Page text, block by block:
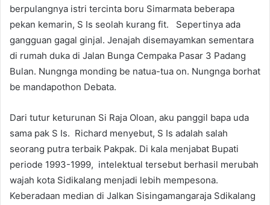
berpulangnya istri tercinta boru Simarmata beberapa
pekan kemarin, S Is seolah kurang fit. Sepertinya ada
gangguan gagal ginjal. Jenajah disemayamkan sementara
di rumah duka di Jalan Bunga Cempaka Pasar 3 Padang
Bulan. Nungnga monding be natua-tua on. Nungnga borhat
be mandapothon Debata.
Dari tutur keturunan Si Raja Oloan, aku panggil bapa uda
sama pak S Is. Richard menyebut, S Is adalah salah
seorang putra terbaik Pakpak. Di kala menjabat Bupati
periode 1993-1999, intelektual tersebut berhasil merubah
wajah kota Sidikalang menjadi lebih mempesona.
Keberadaan median di Jalkan Sisingamangaraja Sdikalang